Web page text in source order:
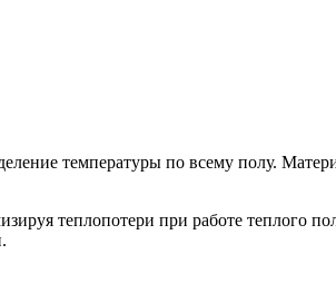
температуры по всему полу.
теплопотери при работе теплого